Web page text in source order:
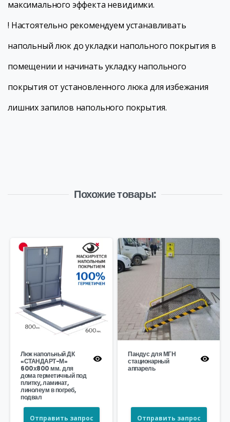
максимального эффекта невидимки.
! Настоятельно рекомендуем устанавливать
напольный люк до укладки напольного покрытия в
помещении и начинать укладку напольного
покрытия от установленного люка для избежания
лишних запилов напольного покрытия.
Похожие товары:
Люк напольный ДК
«СТАНДАРТ-М»
600х800 мм. для
дома герметичный под
плитку, ламинат,
линолеум в погреб,
подвал
Отправить запрос
Пандус для МГН
стационарный
аппарель
Отправить запрос